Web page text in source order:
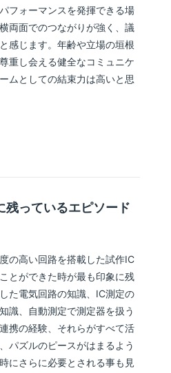
フォーマンスを発揮できる場
両面でのつながりが強く、議
感じます。年齢や立場の垣根
重し会える健全なコミュニケ
ムとしての結束力は高いと思
残っているエピソード
の高い回路を搭載した試作IC
とができた時が最も印象に残
た電気回路の知識、IC測定の
識、自動測定で測定器を扱う
携の経験、それらがすべて活
パズルのピースがはまるよう
にさらに必要とされる事も見